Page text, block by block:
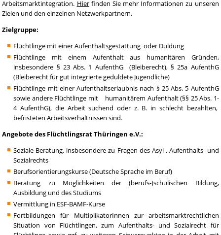
Arbeitsmarktintegration. Hierfinden Sie mehr Informationen zu unseren
Zielen und den einzelnen Netzwerkpartnern.
Zielgruppe:
Flüchtlinge mit einer Aufenthaltsgestattung oder Duldung
Flüchtlinge mit einem Aufenthalt aus humanitären Gründen,
insbesondere § 23 Abs. 1 AufenthG (Bleiberecht), § 25a AufenthG
(Bleiberecht für gut integrierte geduldete Jugendliche)
Flüchtlinge mit einer Aufenthaltserlaubnis nach § 25 Abs. 5 AufenthG
sowie andere Flüchtlinge mit humanitärem Aufenthalt (§§ 25 Abs. 1-
4 AufenthG), die Arbeit suchend oder z. B. in schlecht bezahlten,
befristeten Arbeitsverhältnissen sind.
Angebote des Flüchtlingsrat Thüringen e.V.:
Soziale Beratung, insbesondere zu Fragen des Asyl-, Aufenthalts- und
Sozialrechts
Berufsorientierungskurse (Deutsche Sprache im Beruf)
Beratung zu Möglichkeiten der (berufs-)schulischen Bildung,
Ausbildung und des Studiums
Vermittlung in ESF-BAMF-Kurse
Fortbildungen für MultiplikatorInnen zur arbeitsmarktrechtlichen
Situation von Flüchtlingen, zum Aufenthalts- und Sozialrecht für